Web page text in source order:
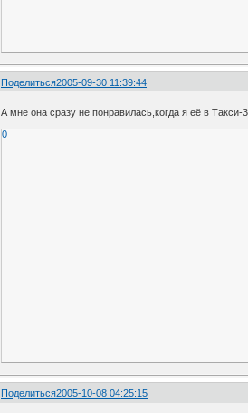
Поделиться2005-09-30 11:39:44
А мне она сразу не понравилась,когда я её в Такси-
0
Поделиться2005-10-08 04:25:15